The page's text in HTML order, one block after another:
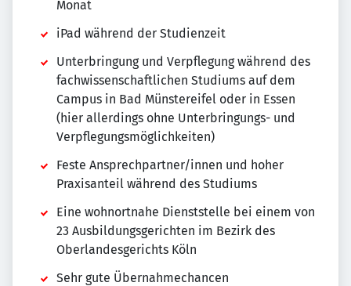
Monat
iPad während der Studienzeit
Unterbringung und Verpflegung während des
fachwissenschaftlichen Studiums auf dem
Campus in Bad Münstereifel oder in Essen
(hier allerdings ohne Unterbringungs- und
Verpflegungsmöglichkeiten)
Feste Ansprechpartner/innen und hoher
Praxisanteil während des Studiums
Eine wohnortnahe Dienststelle bei einem von
23 Ausbildungsgerichten im Bezirk des
Oberlandesgerichts Köln
Sehr gute Übernahmechancen